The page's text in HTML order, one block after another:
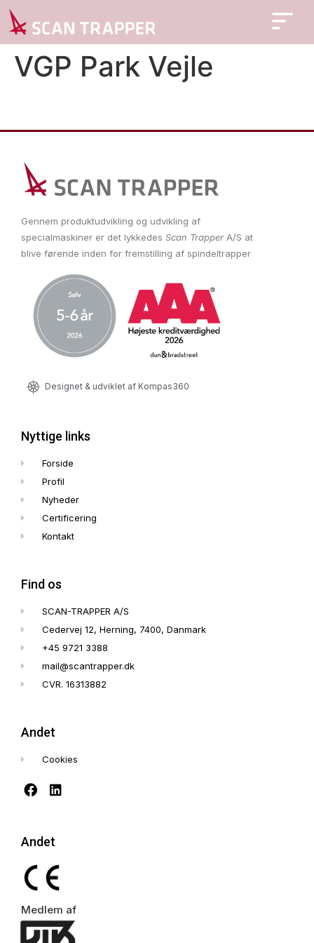
VGP Park Vejle
Gennem produktudvikling og udvikling af
specialmaskiner er det lykkedes Scan Trapper A/S at
blive førende inden for fremstilling af spindeltrapper
Designet & udviklet af Kompas360
Nyttige links
Forside
Profil
Nyheder
Certificering
Kontakt
Find os
SCAN-TRAPPER A/S
Cedervej 12, Herning, 7400, Danmark
+45 9721 3388
mail@scantrapper.dk
CVR. 16313882
Andet
Cookies
Andet
Medlem af